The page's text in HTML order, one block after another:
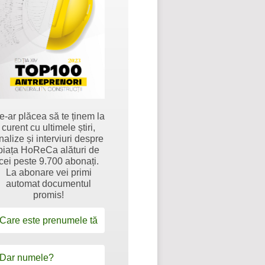
ar plăcea să te ținem la
curent cu ultimele știri,
și interviuri despre
HoReCa alături de
peste 9.700 abonați.
La abonare vei primi
automat documentul
promis!